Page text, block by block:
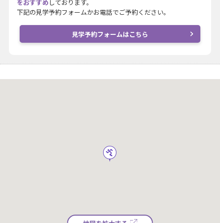
をおすすめ しております。
下記の見学予約フォームかお電話でご予約ください。
見学予約フォームはこちら